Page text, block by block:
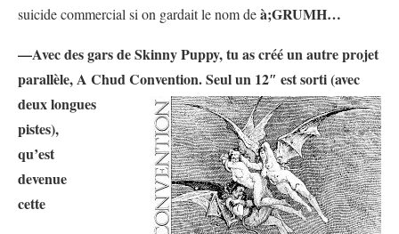
suicide commercial si on gardait le nom deà;GRUMH…
—Avec des gars de Skinny Puppy, tu as créé un autre projet
parallèle, A Chud Convention.Seul un 12″ est sorti (avec
deux longues
pistes),
qu’est
devenue
cette